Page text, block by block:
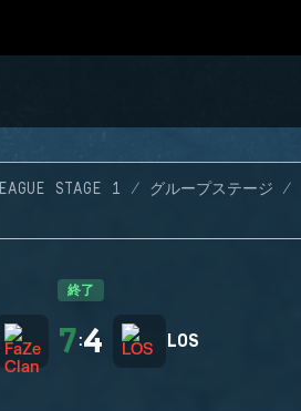
STAGE 1 グループステージ
終了
7:4 LOS